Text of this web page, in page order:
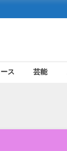
ス 芸能